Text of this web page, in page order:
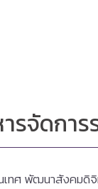
รจัดการ
เทศ พัฒนาสังคม